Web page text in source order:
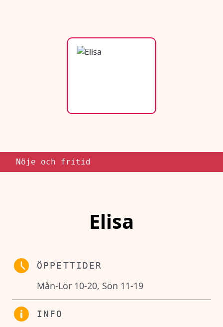
Nöje och fritid
Elisa
ÖPPETTIDER
Mån-Lör 10-20, Sön 11-19
INFO